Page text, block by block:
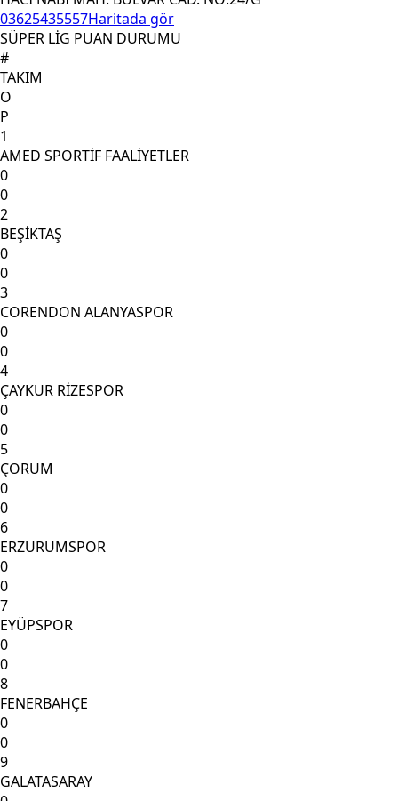
03625435557Haritada gör
SÜPER LİG PUAN DURUMU
#
TAKIM
O
P
1
AMED SPORTİF FAALİYETLER
0
0
2
BEŞİKTAŞ
0
0
3
CORENDON ALANYASPOR
0
0
4
ÇAYKUR RİZESPOR
0
0
5
ÇORUM
0
0
6
ERZURUMSPOR
0
0
7
EYÜPSPOR
0
0
8
FENERBAHÇE
0
0
9
GALATASARAY